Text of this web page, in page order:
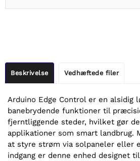
Beskrivelse Vedhæftede filer
Arduino Edge Control er en alsidig
banebrydende funktioner til
fjerntliggende steder, hvilket gør
applikationer som smart landbrug.
at styre strøm via solpaneler eller
indgang er denne enhed designet